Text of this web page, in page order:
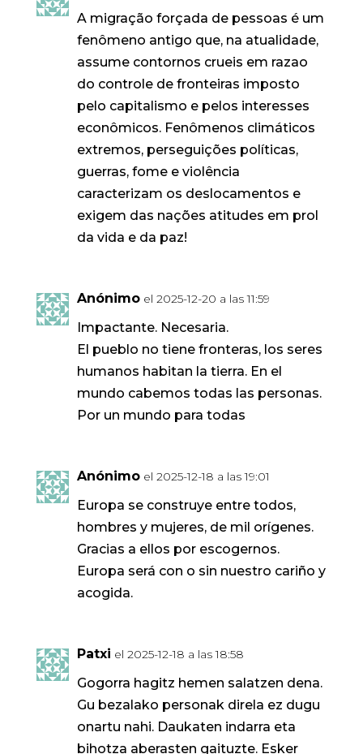
A migração forçada de pessoas é um
fenômeno antigo que, na atualidade,
assume contornos crueis em razao
do controle de fronteiras imposto
pelo capitalismo e pelos interesses
econômicos. Fenômenos climáticos
extremos, perseguições políticas,
guerras, fome e violência
caracterizam os deslocamentos e
exigem das nações atitudes em prol
da vida e da paz!
Anónimo el 2025-12-20 a las 11:59
Impactante. Necesaria.
El pueblo no tiene fronteras, los seres
humanos habitan la tierra. En el
mundo cabemos todas las personas.
Por un mundo para todas
Anónimo el 2025-12-18 a las 19:01
Europa se construye entre todos,
hombres y mujeres, de mil orígenes.
Gracias a ellos por escogernos.
Europa será con o sin nuestro cariño y
acogida.
Patxi el 2025-12-18 a las 18:58
Gogorra hagitz hemen salatzen dena.
Gu bezalako personak direla ez dugu
onartu nahi. Daukaten indarra eta
bihotza aberasten gaituzte. Esker